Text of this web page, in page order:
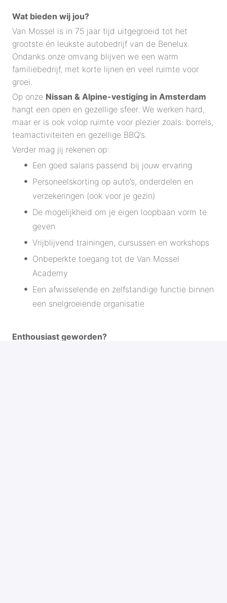
Wat bieden wij jou?
Van Mossel is in 75 jaar tijd uitgegroeid tot het
grootste én leukste autobedrijf van de Benelux.
Ondanks onze omvang blijven we een warm
familiebedrijf, met korte lijnen en veel ruimte voor
groei.
Op onze Nissan & Alpine-vestiging in Amsterdam
hangt een open en gezellige sfeer. We werken hard,
maar er is ook volop ruimte voor plezier zoals: borrels,
teamactiviteiten en gezellige BBQ’s.
Verder mag jij rekenen op:
Een goed salaris passend bij jouw ervaring
Personeelskorting op auto’s, onderdelen en
verzekeringen (ook voor je gezin)
De mogelijkheid om je eigen loopbaan vorm te
geven
Vrijblijvend trainingen, cursussen en workshops
Onbeperkte toegang tot de Van Mossel
Academy
Een afwisselende en zelfstandige functie binnen
een snelgroeiende organisatie
Enthousiast geworden?